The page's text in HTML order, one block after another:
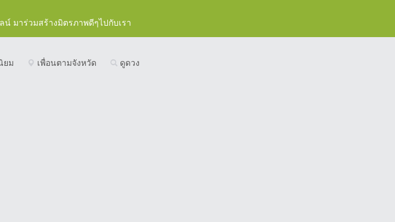
มาร่วมสร้างมิตรภาพดีๆไปกับเรา
ยม เพื่อนตามจังหวัด ดูดวง